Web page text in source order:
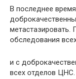
В последнее
метастазировать.
обследования
и с
всех отделов ЦНС.